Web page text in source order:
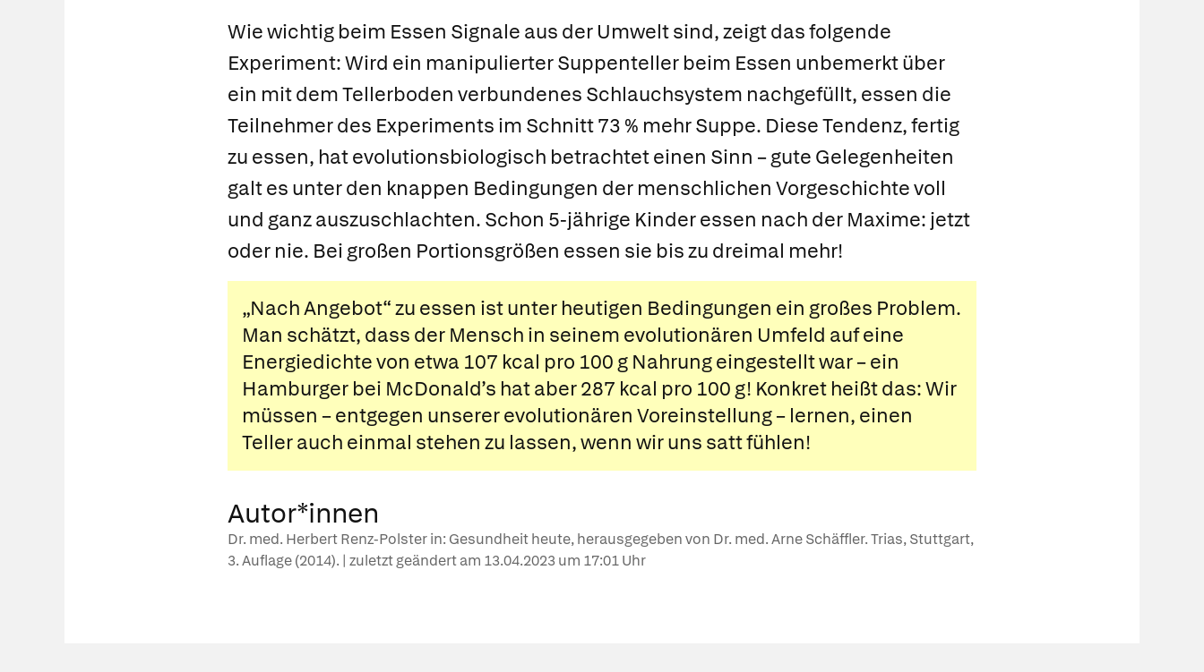
Wie wichtig beim Essen Signale aus der Umwelt sind, zeigt das folgende
Experiment: Wird ein manipulierter Suppenteller beim Essen unbemerkt über
ein mit dem Tellerboden verbundenes Schlauchsystem nachgefüllt, essen die
Teilnehmer des Experiments im Schnitt 73 % mehr Suppe. Diese Tendenz, fertig
zu essen, hat evolutionsbiologisch betrachtet einen Sinn – gute Gelegenheiten
galt es unter den knappen Bedingungen der menschlichen Vorgeschichte voll
und ganz auszuschlachten. Schon 5-jährige Kinder essen nach der Maxime: jetzt
oder nie. Bei großen Portionsgrößen essen sie bis zu dreimal mehr!
„Nach Angebot“ zu essen ist unter heutigen Bedingungen ein großes Problem.
Man schätzt, dass der Mensch in seinem evolutionären Umfeld auf eine
Energiedichte von etwa 107 kcal pro 100 g Nahrung eingestellt war – ein
Hamburger bei McDonald’s hat aber 287 kcal pro 100 g! Konkret heißt das: Wir
müssen – entgegen unserer evolutionären Voreinstellung – lernen, einen
Teller auch einmal stehen zu lassen, wenn wir uns satt fühlen!
Autor*innen
Dr. med. Herbert Renz-Polster in: Gesundheit heute, herausgegeben von Dr. med. Arne Schäffler. Trias, Stuttgart,
3. Auflage (2014). | zuletzt geändert am 13.04.2023 um 17:01 Uhr